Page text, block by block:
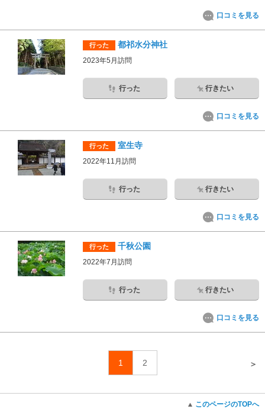
口コミを見る
行った 都祁水分神社
2023年5月訪問
行った 行きたい
口コミを見る
行った 室生寺
2022年11月訪問
行った 行きたい
口コミを見る
行った 千秋公園
2022年7月訪問
行った 行きたい
口コミを見る
1 2 ＞
このページのTOPへ